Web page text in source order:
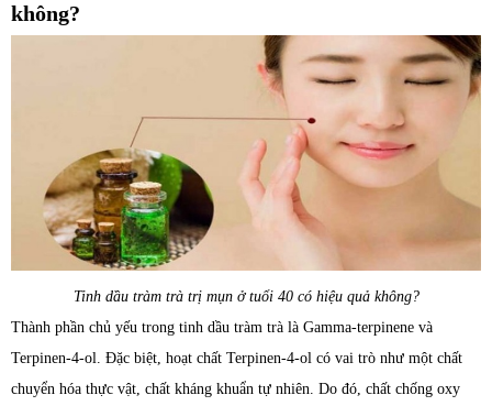
không?
Tinh dầu tràm trà trị mụn ở tuổi 40 có hiệu quả không?
Thành phần chủ yếu trong tinh dầu tràm trà là Gamma-terpinene và
Terpinen-4-ol. Đặc biệt, hoạt chất Terpinen-4-ol có vai trò như một chất
chuyển hóa thực vật, chất kháng khuẩn tự nhiên. Do đó, chất chống oxy